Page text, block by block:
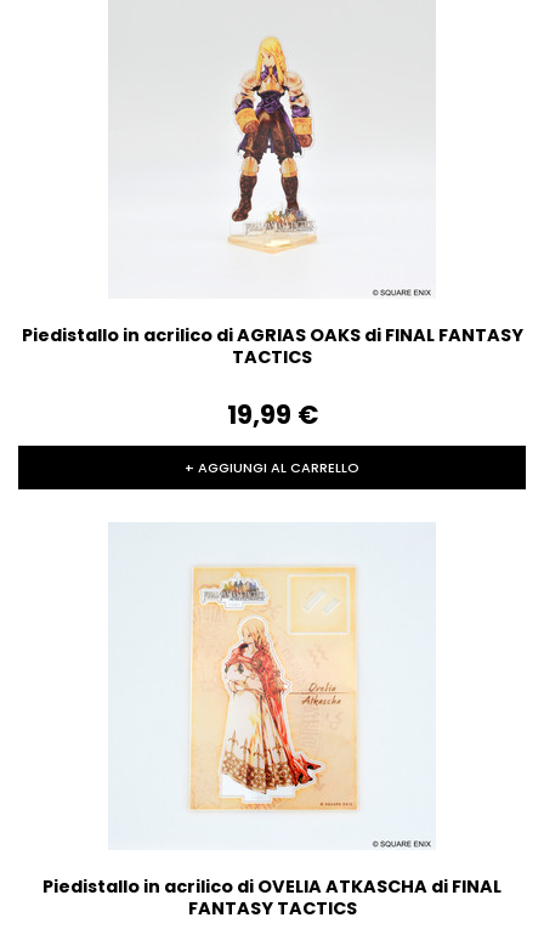
Piedistallo in acrilico di AGRIAS OAKS di FINAL FANTASY
TACTICS
19,99‎ ‎€
+ AGGIUNGI AL CARRELLO
Piedistallo in acrilico di OVELIA ATKASCHA di FINAL
FANTASY TACTICS